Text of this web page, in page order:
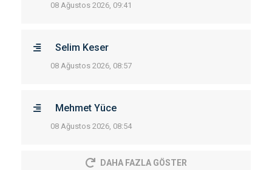
08 Ağustos 2026, 09:41
Selim Keser
08 Ağustos 2026, 08:57
Mehmet Yüce
08 Ağustos 2026, 08:54
DAHA FAZLA GÖSTER